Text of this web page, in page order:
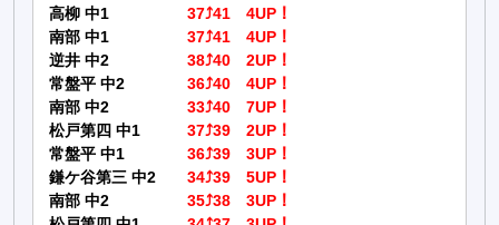
高柳 中1
37⤴41 4UP！
南部 中1
37⤴41 4UP！
逆井 中2
38⤴40 2UP！
常盤平 中2
36⤴40 4UP！
南部 中2
33⤴40 7UP！
松戸第四 中1
37⤴39 2UP！
常盤平 中1
36⤴39 3UP！
鎌ケ谷第三 中2
34⤴39 5UP！
南部 中2
35⤴38 3UP！